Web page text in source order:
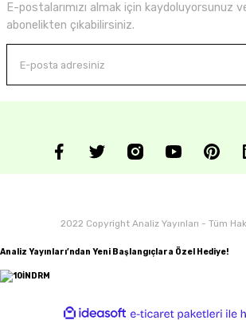
E-postalarımızı almak için kaydoluyorsunuz
abonelikten çıkabilirsiniz.
2022 Copyright Analiz Yayınları - Tüm
Analiz Yayınları’ndan Yeni Başlangıçlara Özel Hediye!
ideasoft e-